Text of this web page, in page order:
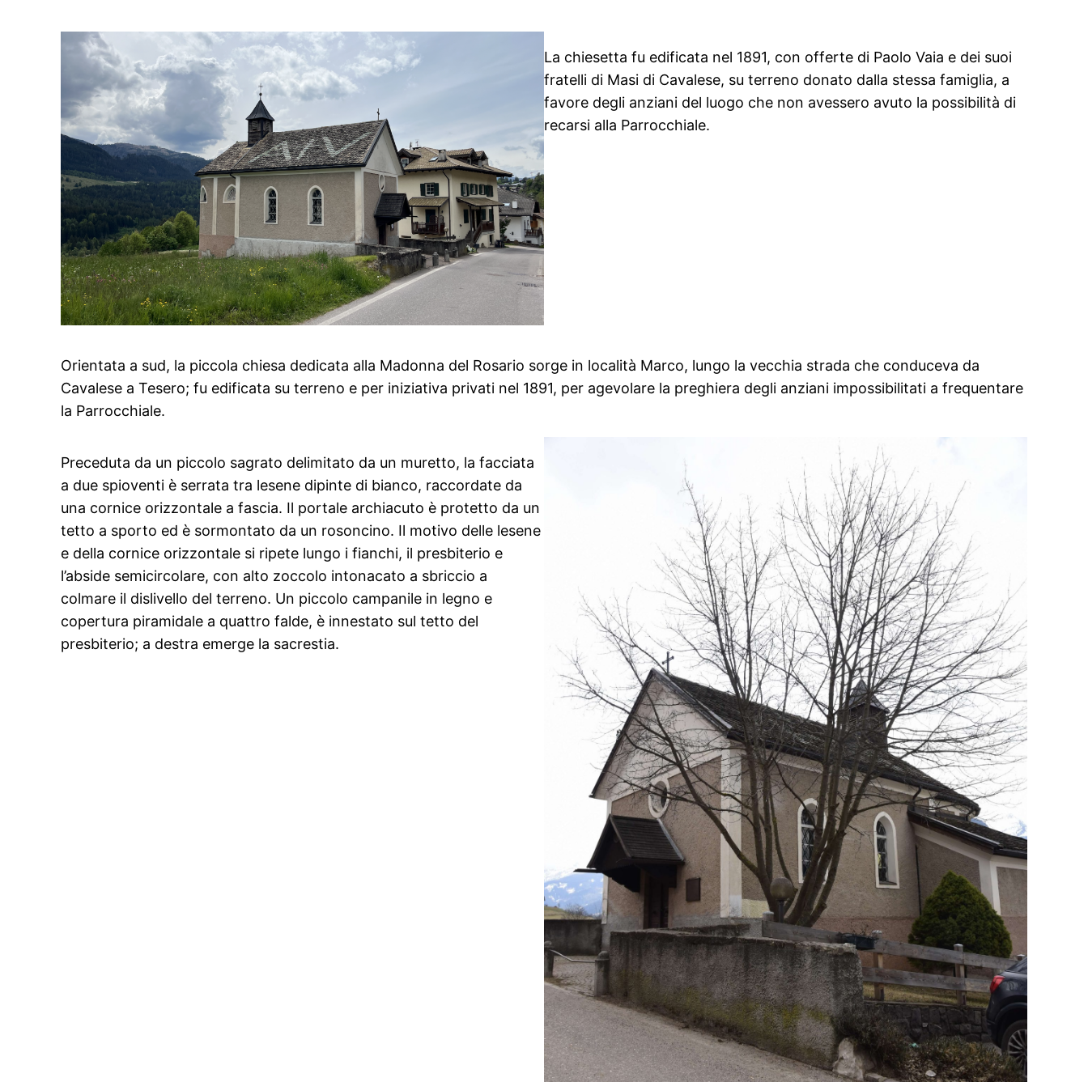
La chiesetta fu edificata nel 1891, con offerte di Paolo Vaia e dei suoi
fratelli di Masi di Cavalese, su terreno donato dalla stessa famiglia, a
favore degli anziani del luogo che non avessero avuto la possibilità di
recarsi alla Parrocchiale.
Orientata a sud, la piccola chiesa dedicata alla Madonna del Rosario sorge in località Marco, lungo la vecchia strada che conduceva da
Cavalese a Tesero; fu edificata su terreno e per iniziativa privati nel 1891, per agevolare la preghiera degli anziani impossibilitati a frequentare
la Parrocchiale.
Preceduta da un piccolo sagrato delimitato da un muretto, la facciata
a due spioventi è serrata tra lesene dipinte di bianco, raccordate da
una cornice orizzontale a fascia. Il portale archiacuto è protetto da un
tetto a sporto ed è sormontato da un rosoncino. Il motivo delle lesene
e della cornice orizzontale si ripete lungo i fianchi, il presbiterio e
l’abside semicircolare, con alto zoccolo intonacato a sbriccio a
colmare il dislivello del terreno. Un piccolo campanile in legno e
copertura piramidale a quattro falde, è innestato sul tetto del
presbiterio; a destra emerge la sacrestia.